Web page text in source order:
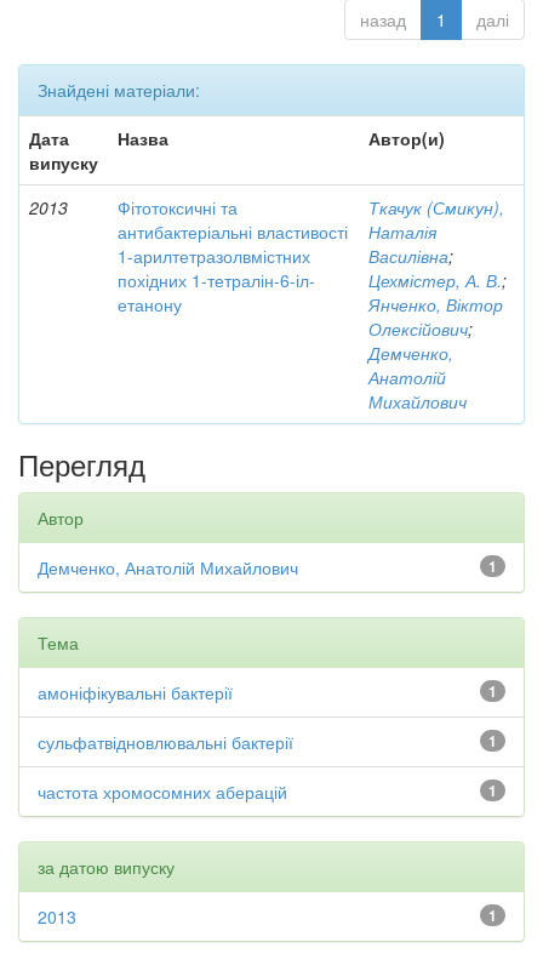
назад 1 далі
Знайдені матеріали:
Дата
випуску
Назва Автор(и)
2013
Фітотоксичні та
антибактеріальні властивості
1-арилтетразолвмістних
похідних 1-тетралін-6-іл-
етанону
Ткачук (Смикун),
Наталія
Василівна;
Цехмістер, А. В.;
Янченко, Віктор
Олексійович;
Демченко,
Анатолій
Михайлович
Перегляд
Автор
1
Демченко, Анатолій Михайлович
Тема
1
амоніфікувальні бактерії
1
сульфатвідновлювальні бактерії
1
частота хромосомних аберацій
за датою випуску
1
2013